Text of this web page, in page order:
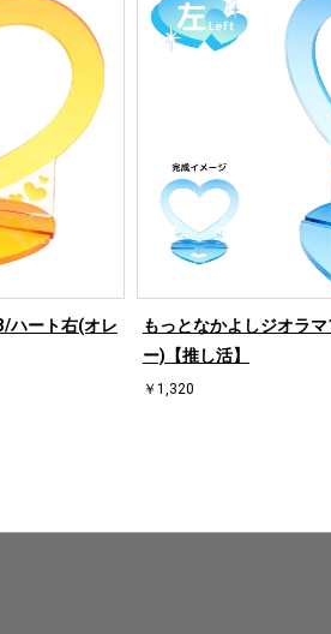
ハート右(オレ
もっとなかよしジオラ
ー)【推し活】
￥1,320